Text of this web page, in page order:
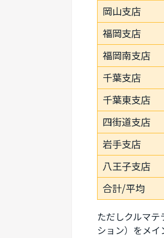
岡山支店
福岡支店
福岡南支店
千葉支店
千葉東支店
四街道支店
岩手支店
八王子支店
合計/平均
ただしクルマ
ション）をメイ